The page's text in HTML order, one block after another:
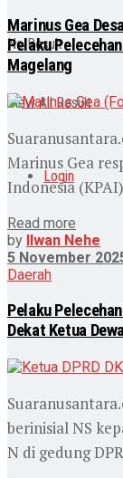
No Result
View All Result
Login
Marinus Gea
Pelaku
Magelang
Marinus Gea
Indonesia
Read more
by Ilwan Nehe
5 November
Daerah
Pelaku
Dekat Ketua
berinisial NS
N di gedung